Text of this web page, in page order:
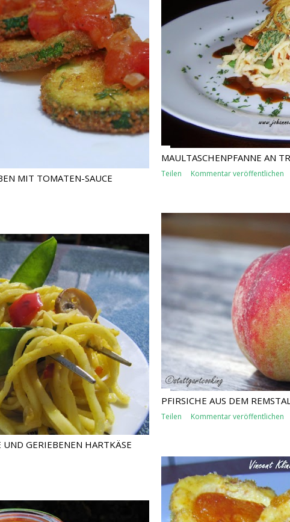
MIT TOMATEN-SAUCE
MAULTASCHENPFANNE AN
Teilen Kommentar veröffentlichen
PFIRSICHE AUS DEM
Teilen Kommentar veröffentlichen
GERIEBENEN HARTKÄSE